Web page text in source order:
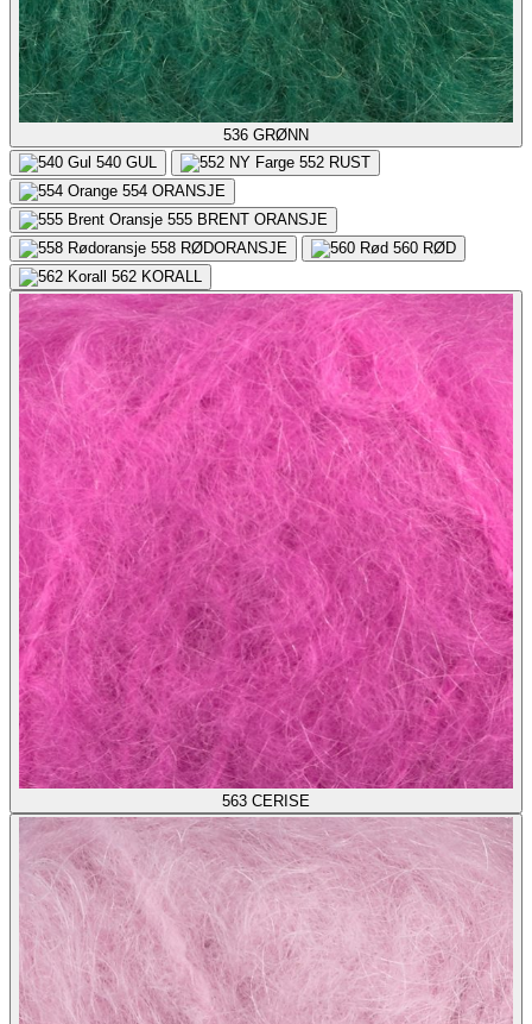
536 GRØNN
540 GUL 552 RUST
554 ORANSJE
555 BRENT ORANSJE
558 RØDORANSJE 560 RØD
562 KORALL
563 CERISE